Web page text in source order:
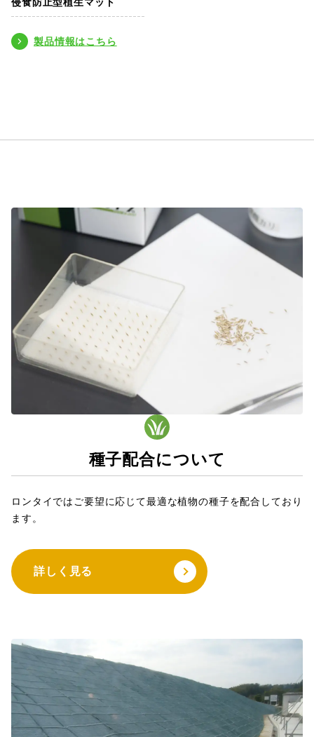
侵食防止型植生マット
製品情報はこちら
種子配合について
ロンタイではご要望に応じて最適な植物の種子を配合しており
ます。
詳しく見る